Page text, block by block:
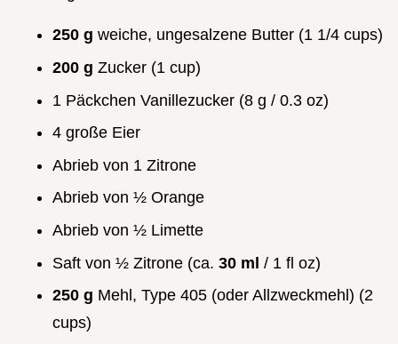
250 g weiche, ungesalzene Butter (1 1/4 cups)
200 g Zucker (1 cup)
1 Päckchen Vanillezucker (8 g / 0.3 oz)
4 große Eier
Abrieb von 1 Zitrone
Abrieb von ½ Orange
Abrieb von ½ Limette
Saft von ½ Zitrone (ca. 30 ml / 1 fl oz)
250 g Mehl, Type 405 (oder Allzweckmehl) (2
cups)